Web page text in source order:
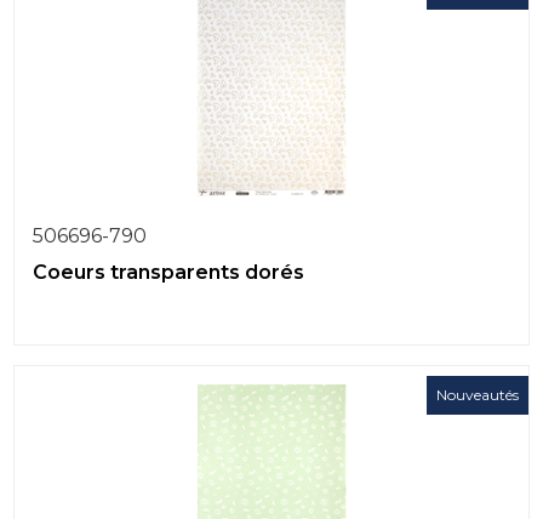
506696-790
Coeurs transparents dorés
Nouveautés